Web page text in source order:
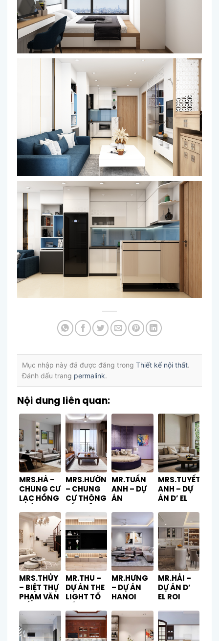
Mục nhập này đã được đăng trong Thiết kế nội thất.
Đánh dấu trang permalink.
Nội dung liên quan:
MRS.HÀ –
CHUNG CƯ
LẠC HỒNG
MRS.HƯỜNG
– CHUNG
CƯ THÔNG
MR.TUẤN
ANH – DỰ
ÁN
MRS.TUYẾT
ANH – DỰ
ÁN D’ EL
TÂY H
MRS.THỦY
– BIỆT THỰ
PHẠM VĂN
MR.THU –
DỰ ÁN THE
LIGHT TỐ
MR.HƯNG
– DỰ ÁN
HANOI
MR.HẢI –
DỰ ÁN D’
EL ROI